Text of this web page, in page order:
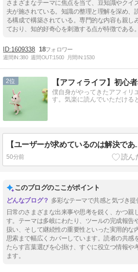
さまざまなテーマに焦点を当て、豆知識やクイ
夫が施されている。知識の整理と理解を深め、
る構成で構築されている。専門的な内容も親し
ており、知的好奇心を刺激する点が特徴である。
1609338 18
週間IN:380 週間OUT:1500 月間IN:1530
2
僕自身がやってきたアフィリ
す。気楽に読んでいただける
【ユーザーが求めているのは解
50分前
このブログのここがポイント
多彩なテーマで共感と気づき提
日常のさまざまな出来事や思考を鋭く、かつ親
す。テーマは多岐にわたり、ツールの完成報告
扱い、そして継続性の重要性といった実用的な
思索まで幅広くカバーしています。読者の共感
たらす言葉選びを心掛け、すぐに役立つ情報や
ます。